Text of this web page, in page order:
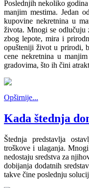
Poslednjih nekoliko
manjim mestima. Jedan
kupovine nekretnina u
života. Mnogi se odlučuju
zbog lepote, mira i
opušteniji život u prirodi,
cene nekretnina u
gradovima, što ih čini
Opširnije...
Kada štednja
Štednja predstavlja
troškove i ulaganja.
nedostaju sredstva za
dobijanja dodatnih
takve čine poslednju